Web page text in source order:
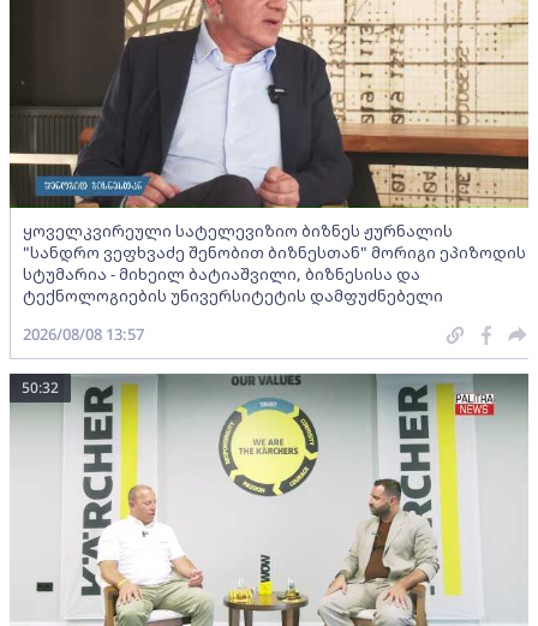
ყოველკვირეული სატელევიზიო ბიზნეს ჟურნალის
"სანდრო ვეფხვაძე შენობით ბიზნესთან" მორიგი ეპიზოდის
სტუმარია - მიხეილ ბატიაშვილი, ბიზნესისა და
ტექნოლოგიების უნივერსიტეტის დამფუძნებელი
2026/08/08 13:57
50:32